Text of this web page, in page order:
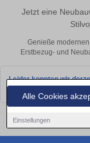
Alle Cookies
Einstellungen
Jetzt eine
Genieße
Erstbezug- und
Leider konnten wir